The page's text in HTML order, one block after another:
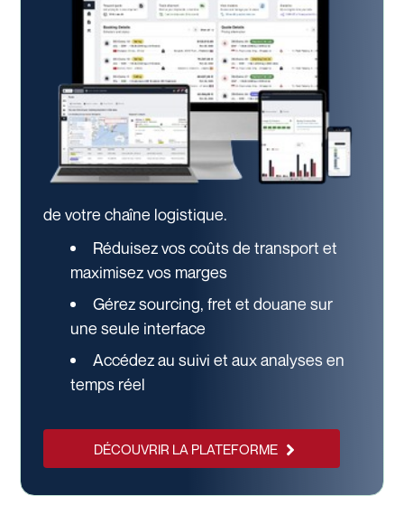
de votre chaîne logistique.
Réduisez vos coûts de transport et
maximisez vos marges
Gérez sourcing, fret et douane sur
une seule interface
Accédez au suivi et aux analyses en
temps réel
DÉCOUVRIR LA PLATEFORME